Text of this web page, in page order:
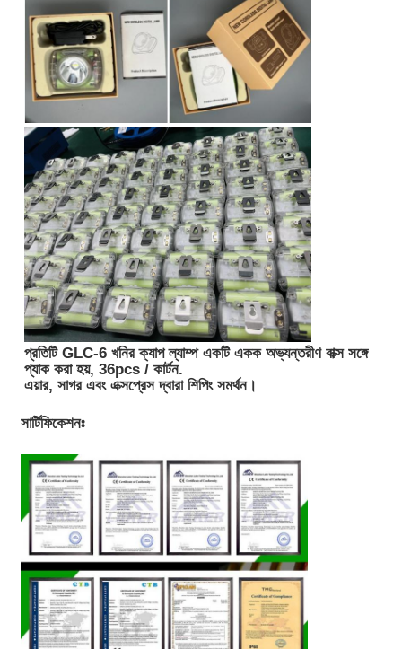
প্রতিটি GLC-6 খনির ক্যাপ ল্যাম্প একটি একক অভ্যন্তরীণ বাক্স সঙ্গে
প্যাক করা হয়, 36pcs / কার্টন.
এয়ার, সাগর এবং এক্সপ্রেস দ্বারা শিপিং সমর্থন।
সার্টিফিকেশনঃ